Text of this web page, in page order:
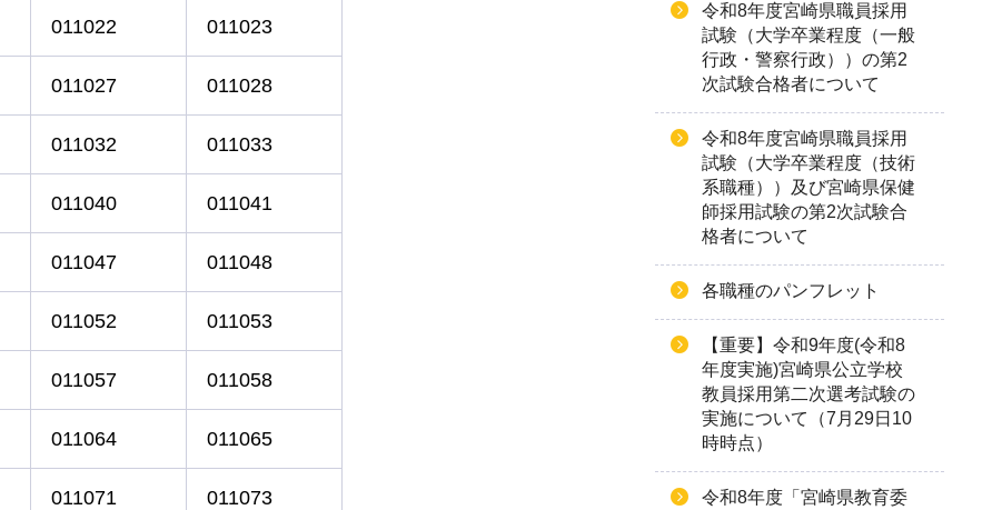
011022 011023
011027 011028
011032 011033
011040 011041
011047 011048
011052 011053
011057 011058
011064 011065
011071 011073
令和8年度宮崎県職員採用
試験（大学卒業程度（一般
行政・警察行政））の第2
次試験合格者について
令和8年度宮崎県職員採用
試験（大学卒業程度（技術
系職種））及び宮崎県保健
師採用試験の第2次試験合
格者について
各職種のパンフレット
【重要】令和9年度(令和8
年度実施)宮崎県公立学校
教員採用第二次選考試験の
実施について（7月29日10
時時点）
令和8年度「宮崎県教育委